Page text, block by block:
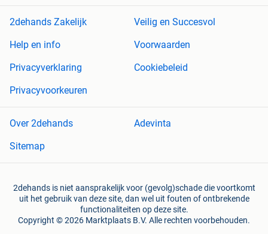
2dehands Zakelijk
Veilig en Succesvol
Help en info
Voorwaarden
Privacyverklaring
Cookiebeleid
Privacyvoorkeuren
Over 2dehands
Adevinta
Sitemap
2dehands is niet aansprakelijk voor (gevolg)schade die voortkomt
uit het gebruik van deze site, dan wel uit fouten of ontbrekende
functionaliteiten op deze site.
Copyright © 2026 Marktplaats B.V. Alle rechten voorbehouden.